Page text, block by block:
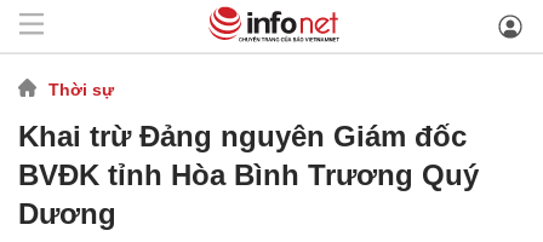
Thời sự
Khai trừ Đảng nguyên Giám đốc
BVĐK tỉnh Hòa Bình Trương Quý
Dương